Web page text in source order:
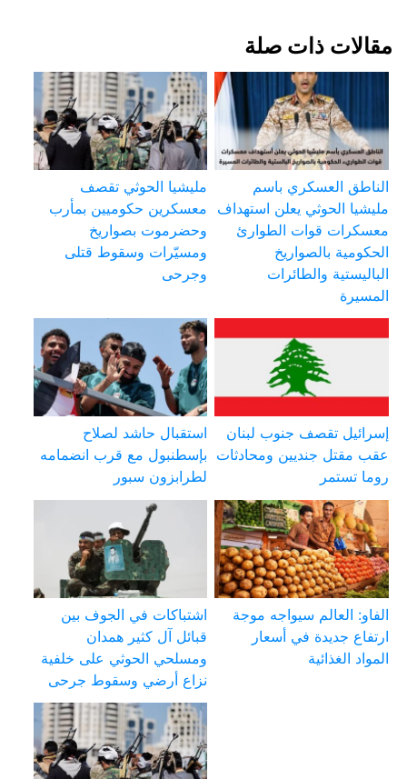
مقالات ذات صلة
الناطق العسكري باسم
مليشيا الحوثي يعلن استهداف
معسكرات قوات الطوارئ
الحكومية بالصواريخ
الباليستية والطائرات
المسيرة
مليشيا الحوثي تقصف
معسكرين حكوميين بمأرب
وحضرموت بصواريخ
ومسيّرات وسقوط قتلى
وجرحى
إسرائيل تقصف جنوب لبنان
عقب مقتل جنديين ومحادثات
روما تستمر
استقبال حاشد لصلاح
بإسطنبول مع قرب انضمامه
لطرابزون سبور
الفاو: العالم سيواجه موجة
ارتفاع جديدة في أسعار
المواد الغذائية
اشتباكات في الجوف بين
قبائل آل كثير همدان
ومسلحي الحوثي على خلفية
نزاع أرضي وسقوط جرحى